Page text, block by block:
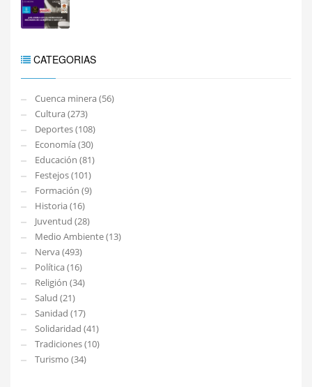
CATEGORIAS
Cuenca minera (56)
Cultura (273)
Deportes (108)
Economía (30)
Educación (81)
Festejos (101)
Formación (9)
Historia (16)
Juventud (28)
Medio Ambiente (13)
Nerva (493)
Política (16)
Religión (34)
Salud (21)
Sanidad (17)
Solidaridad (41)
Tradiciones (10)
Turismo (34)